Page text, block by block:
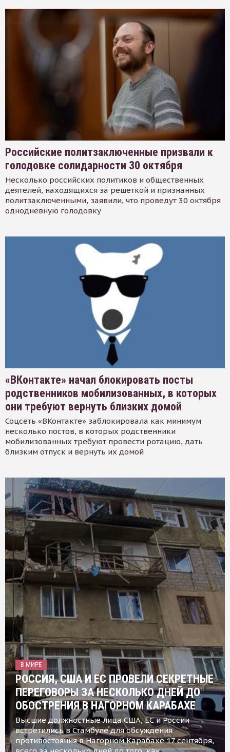
Российские политзаключенные призвали к
голодовке солидарности 30 октября
Несколько российских политиков и общественных
деятелей, находящихся за решеткой и признанных
политзаключенными, заявили, что проведут 30 октября
однодневную голодовку
«ВКонтакте» начал блокировать посты
родственников мобилизованных, в которых
они требуют вернуть близких домой
Соцсеть «ВКонтакте» заблокировала как минимум
несколько постов, в которых родственники
мобилизованных требуют провести ротацию, дать
близким отпуск и вернуть их домой
В МИРЕ
РОССИЯ, США И ЕС ПРОВЕЛИ СЕКРЕТНЫЕ
ПЕРЕГОВОРЫ ЗА НЕСКОЛЬКО ДНЕЙ ДО
ОБОСТРЕНИЯ В НАГОРНОМ КАРАБАХЕ
Высшие должностные лица США, ЕС и России
встретились в Стамбуле для обсуждения
противостояния в Нагорном Карабахе 17 сентября,